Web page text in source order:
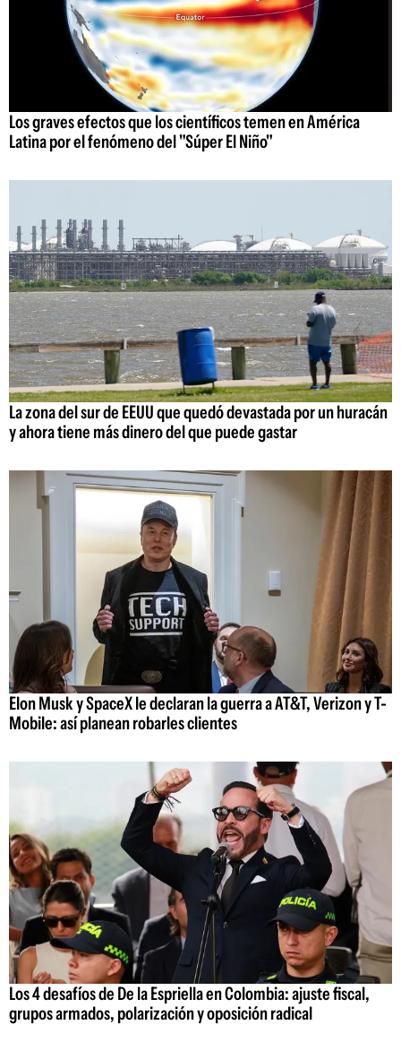
Los graves efectos que los científicos temen en América
Latina por el fenómeno del "Súper El Niño"
La zona del sur de EEUU que quedó devastada por un huracán
y ahora tiene más dinero del que puede gastar
Elon Musk y SpaceX le declaran la guerra a AT&T, Verizon y T-
Mobile: así planean robarles clientes
Los 4 desafíos de De la Espriella en Colombia: ajuste fiscal,
grupos armados, polarización y oposición radical